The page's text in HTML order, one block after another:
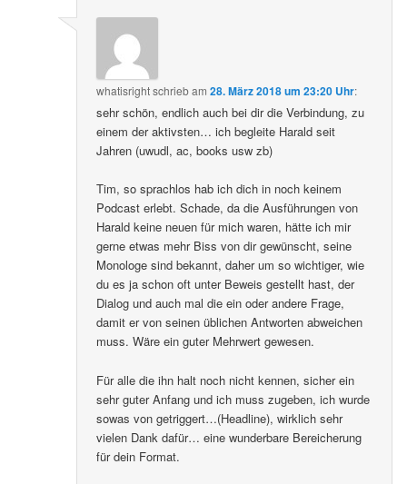
whatisrightschriebam28. März 2018 um 23:20 Uhr:
sehr schön, endlich auch bei dir die Verbindung, zu
einem der aktivsten… ich begleite Harald seit
Jahren (uwudl, ac, books usw zb)
Tim, so sprachlos hab ich dich in noch keinem
Podcast erlebt. Schade, da die Ausführungen von
Harald keine neuen für mich waren, hätte ich mir
gerne etwas mehr Biss von dir gewünscht, seine
Monologe sind bekannt, daher um so wichtiger, wie
du es ja schon oft unter Beweis gestellt hast, der
Dialog und auch mal die ein oder andere Frage,
damit er von seinen üblichen Antworten abweichen
muss. Wäre ein guter Mehrwert gewesen.
Für alle die ihn halt noch nicht kennen, sicher ein
sehr guter Anfang und ich muss zugeben, ich wurde
sowas von getriggert…(Headline), wirklich sehr
vielen Dank dafür… eine wunderbare Bereicherung
für dein Format.